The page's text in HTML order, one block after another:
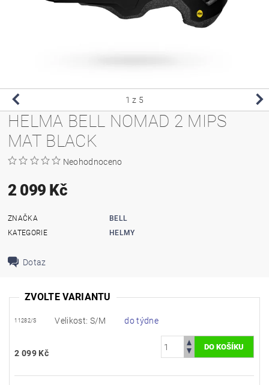
1 z 5
HELMA BELL NOMAD 2 MIPS
MAT BLACK
Neohodnoceno
2 099 Kč
ZNAČKA
BELL
KATEGORIE
HELMY
Dotaz
ZVOLTE VARIANTU
11282/S Velikost: S/M do týdne
2 099 Kč